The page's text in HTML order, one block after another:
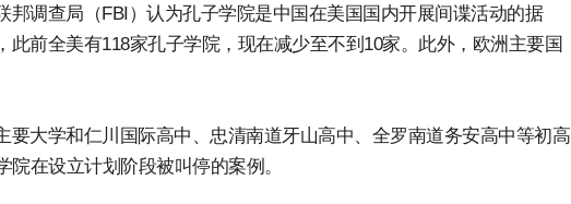
调查局（FBI）认为孔子学院是中国在美国国内开展间谍活动的据
前全美有118家孔子学院，现在减少至不到10家。此外，欧洲主要国
大学和仁川国际高中、忠清南道牙山高中、全罗南道务安高中等初高
在设立计划阶段被叫停的案例。